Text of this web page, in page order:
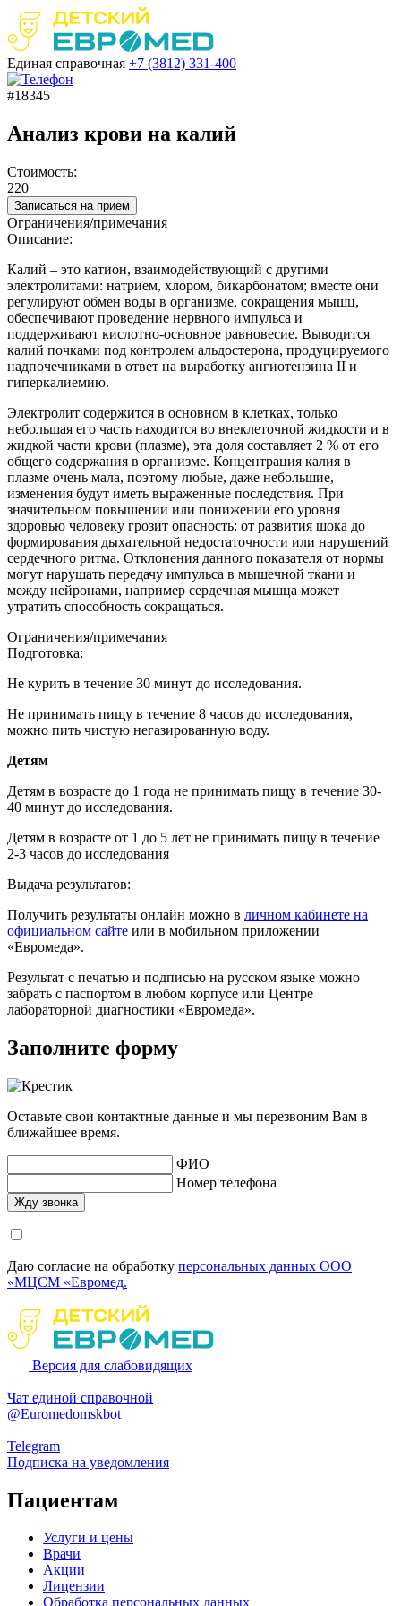
Единая справочная +7 (3812) 331-400
#18345
Анализ крови на калий
Стоимость:
220
Записаться на прием
Ограничения/примечания
Описание:
Калий – это катион, взаимодействующий с другими
электролитами: натрием, хлором, бикарбонатом; вместе они
регулируют обмен воды в организме, сокращения мышц,
обеспечивают проведение нервного импульса и
поддерживают кислотно-основное равновесие. Выводится
калий почками под контролем альдостерона, продуцируемого
надпочечниками в ответ на выработку ангиотензина II и
гиперкалиемию.
Электролит содержится в основном в клетках, только
небольшая его часть находится во внеклеточной жидкости и в
жидкой части крови (плазме), эта доля составляет 2 % от его
общего содержания в организме. Концентрация калия в
плазме очень мала, поэтому любые, даже небольшие,
изменения будут иметь выраженные последствия. При
значительном повышении или понижении его уровня
здоровью человеку грозит опасность: от развития шока до
формирования дыхательной недостаточности или нарушений
сердечного ритма. Отклонения данного показателя от нормы
могут нарушать передачу импульса в мышечной ткани и
между нейронами, например сердечная мышца может
утратить способность сокращаться.
Ограничения/примечания
Подготовка:
Не курить в течение 30 минут до исследования.
Не принимать пищу в течение 8 часов до исследования,
можно пить чистую негазированную воду.
Детям
Детям в возрасте до 1 года не принимать пищу в течение 30-
40 минут до исследования.
Детям в возрасте от 1 до 5 лет не принимать пищу в течение
2-3 часов до исследования
Выдача результатов:
Получить результаты онлайн можно в личном кабинете на
официальном сайте или в мобильном приложении
«Евромеда».
Результат с печатью и подписью на русском языке можно
забрать с паспортом в любом корпусе или Центре
лабораторной диагностики «Евромеда».
Заполните форму
Оставьте свои контактные данные и мы перезвоним Вам в
ближайшее время.
ФИО
Номер телефона
Даю согласие на обработку персональных данных ООО
«МЦСМ «Евромед.
Версия для слабовидящих
Чат единой справочной
@Euromedomskbot
Telegram
Подписка на уведомления
Пациентам
Услуги и цены
Врачи
Акции
Лицензии
Обработка персональных данных